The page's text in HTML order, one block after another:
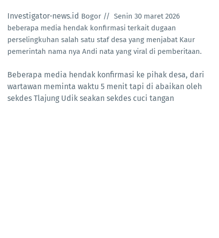
‎Investigator-news.id Bogor // Senin 30 maret 2026
beberapa media hendak konfirmasi terkait dugaan
perselingkuhan salah satu staf desa yang menjabat Kaur
pemerintah nama nya Andi nata yang viral di pemberitaan.
Beberapa media hendak konfirmasi ke pihak desa, dari
wartawan meminta waktu 5 menit tapi di abaikan oleh
sekdes Tlajung Udik seakan sekdes cuci tangan